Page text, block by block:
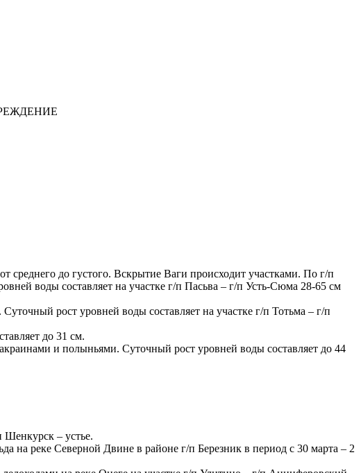
среднего до густого. Вскрытие Ваги происходит участками. По г/п
воды составляет на участке г/п Пасьва – г/п Усть-Сюма 28-65 см
рост уровней воды составляет на участке г/п Тотьма – г/п
до 31 см.
и полыньями. Суточный рост уровней воды составляет до 44
Шенкурск – устье.
на реке Северной Двине в районе г/п Березник в период с 30 марта – 2